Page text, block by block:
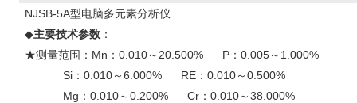
NJSB-5A型电脑多元素分析仪
◆主要技术参数 ：
★测量范围：Mn：0.010～20.500% P：0.005～1.000%
Si：0.010～6.000% RE：0.010～0.500%
Mg：0.010～0.200% Cr：0.010～38.000%